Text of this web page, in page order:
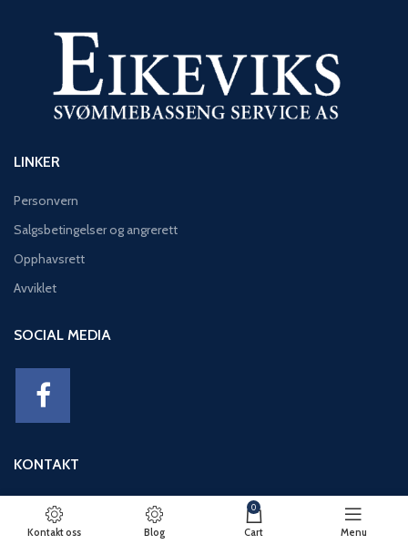
LINKER
Personvern
Salgsbetingelser og angrerett
Opphavsrett
Avviklet
SOCIAL MEDIA
KONTAKT
Adresse: Eikeviken 49, 5043 BERGEN
Telefon: 95 12 52 30
E-post: basseng@eikeviks.no
Kontakt oss Blog
0
Cart Menu